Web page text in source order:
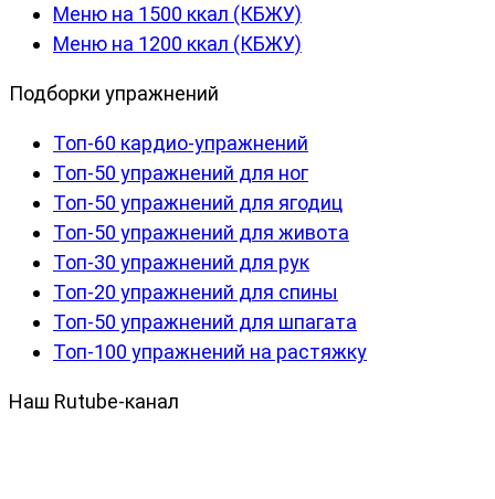
Меню на 1500 ккал (КБЖУ)
Меню на 1200 ккал (КБЖУ)
Подборки упражнений
Топ-60 кардио-упражнений
Топ-50 упражнений для ног
Топ-50 упражнений для ягодиц
Топ-50 упражнений для живота
Топ-30 упражнений для рук
Топ-20 упражнений для спины
Топ-50 упражнений для шпагата
Топ-100 упражнений на растяжку
Наш Rutube-канал